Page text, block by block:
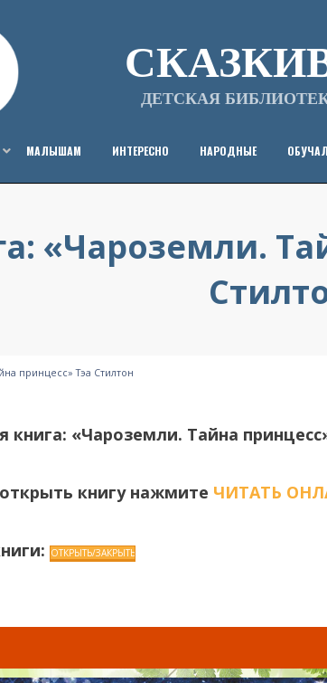
ДЕТСКАЯ
МАЛЫШАМ ИНТЕРЕСНО НАРОДНЫЕ
«Чароземли.
принцесс» Тэа Стилтон
книга: «Чароземли. Тайна
книгу нажмите ЧИТАТЬ